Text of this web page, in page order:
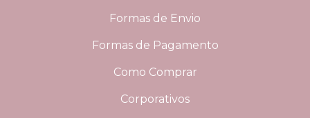
Formas de Envio
Formas de Pagamento
Como Comprar
Corporativos